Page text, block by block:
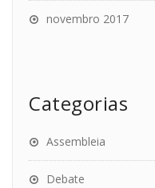
novembro 2017
Categorias
Assembleia
Debate